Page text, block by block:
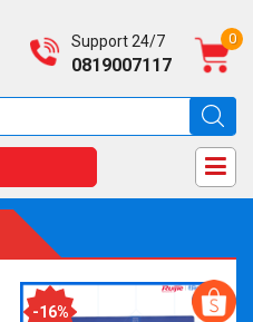
Support 24/7
0819007117
0
-16%